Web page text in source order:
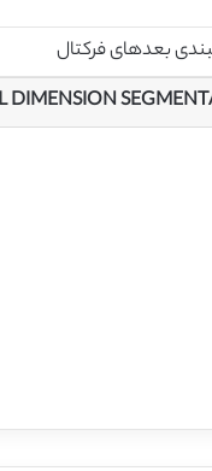
بعدهای فرکتال
DIMENSION